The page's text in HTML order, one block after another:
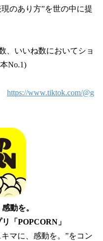
のあり方”を世の中に提
トを含む)
いね数においてショ
No.1)
https://www.tiktok.com/@g
動を。
POPCORN」
キマに、感動を。”をコン